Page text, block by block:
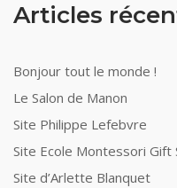
Articles
Bonjour tout le monde !
Le Salon de Manon
Site Philippe Lefebvre
Site Ecole Montessori Gift
Site d’Arlette Blanquet